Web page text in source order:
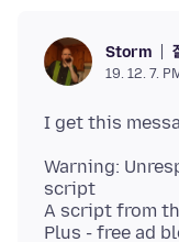
Storm
19. 12. 7.
Warning:
script
A script from
Plus - free ad